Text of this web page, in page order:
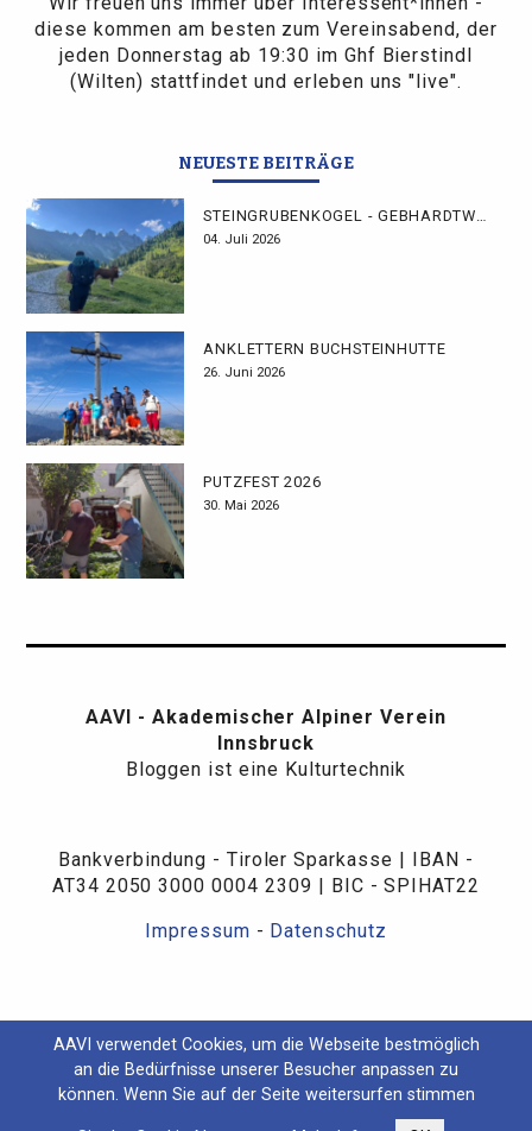
diese kommen am besten zum Vereinsabend, der
jeden Donnerstag ab 19:30 im Ghf Bierstindl
(Wilten) stattfindet und erleben uns "live".
NEUESTE BEITRÄGE
STEINGRUBENKOGEL - GEBHARDTWEG
04. Juli 2026
ANKLETTERN BUCHSTEINHÜTTE
26. Juni 2026
PUTZFEST 2026
30. Mai 2026
AAVI - Akademischer Alpiner Verein
Innsbruck
Bloggen ist eine Kulturtechnik
Bankverbindung - Tiroler Sparkasse | IBAN -
AT34 2050 3000 0004 2309 | BIC - SPIHAT22
Impressum - Datenschutz
AAVI verwendet Cookies, um die Webseite bestmöglich
an die Bedürfnisse unserer Besucher anpassen zu
können. Wenn Sie auf der Seite weitersurfen stimmen